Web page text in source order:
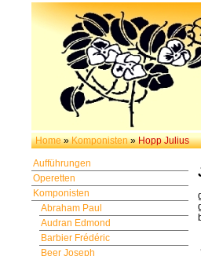
Home »Komponisten »Hopp Julius
Aufführungen
Operetten
Komponisten
Abraham Paul
Audran Edmond
Barbier Frédéric
Beer Joseph